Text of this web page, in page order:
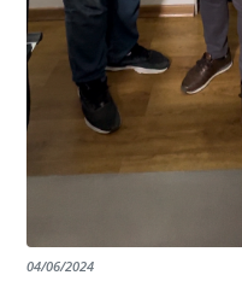
04/06/2024